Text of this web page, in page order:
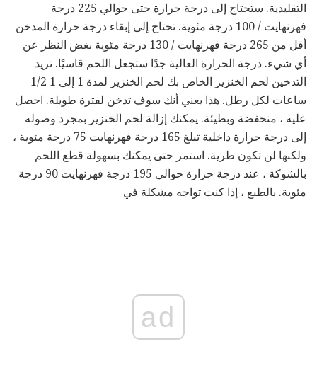
التقليدية. ستحتاج إلى درجة حرارة حتى حوالي 225 درجة
فهرنهايت / 100 درجة مئوية. تحتاج إلى إبقاء درجة حرارة المدخن
أقل من 265 درجة فهرنهايت / 130 درجة مئوية بغض النظر عن
أي شيء. درجة الحرارة العالية جدًا ستجعل اللحم قاسيًا. تريد
التدخين لحم الخنزير الخاص بك لحم الخنزير لمدة 1 إلى 1 1/2
ساعات لكل رطل. هذا يعني أنك سوف تدخن لفترة طويلة. احصل
عليه ، منخفضة وبطيئة. يمكنك إزالة لحم الخنزير بمجرد وصوله
إلى درجة حرارة داخلية تبلغ 165 درجة فهرنهايت 75 درجة مئوية ،
ولكنها لن تكون طرية. استمر حتى يمكنك بسهولة قطع اللحم
بالشوكة ، عند درجة حرارة حوالي 195 درجة فهرنهايت 90 درجة
مئوية. بالطبع ، إذا كنت تواجه مشكلة في
ad